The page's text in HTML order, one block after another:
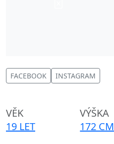
FACEBOOK INSTAGRAM
VĚK
19 LET
VÝŠKA
172 CM